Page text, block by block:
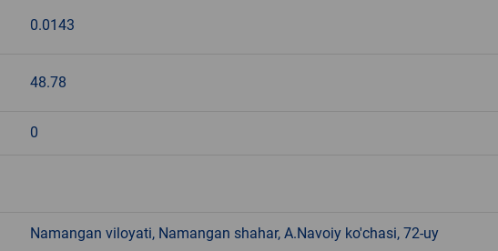
0.0143
48.78
0
Namangan viloyati, Namangan shahar, A.Navoiy ko'chasi, 72-uy